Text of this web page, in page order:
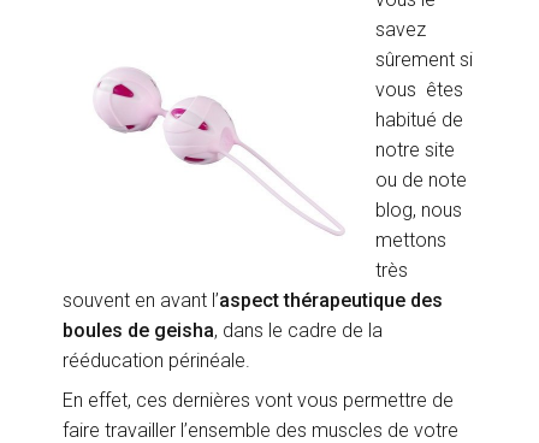
savez
sûrement si
vous êtes
habitué de
notre site
ou de note
blog, nous
mettons
très
souvent en avant l’aspect thérapeutique des
boules de geisha, dans le cadre de la
rééducation périnéale.
En effet, ces dernières vont vous permettre de
faire travailler l’ensemble des muscles de votre